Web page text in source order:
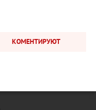
КОМЕНТИРУЮТ